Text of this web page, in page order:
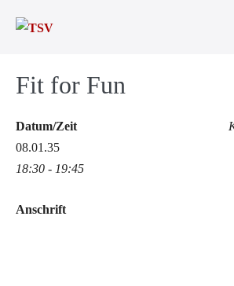
Inhalt
Fit for Fun
Datum/Zeit
08.01.35
18:30 - 19:45
Anschrift